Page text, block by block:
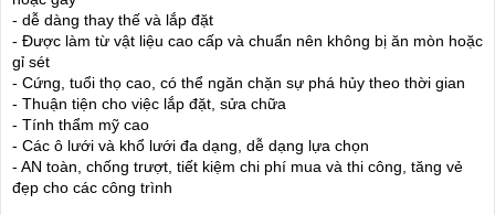
- dễ dàng thay thế và lắp đặt
- Được làm từ vật liệu cao cấp và chuẩn nên không bị ăn mòn hoặc
gỉ sét
- Cứng, tuổi thọ cao, có thể ngăn chặn sự phá hủy theo thời gian
- Thuận tiện cho việc lắp đặt, sửa chữa
- Tính thẩm mỹ cao
- Các ô lưới và khổ lưới đa dạng, dễ dạng lựa chọn
- AN toàn, chống trượt, tiết kiệm chi phí mua và thi công, tăng vẻ
đẹp cho các công trình